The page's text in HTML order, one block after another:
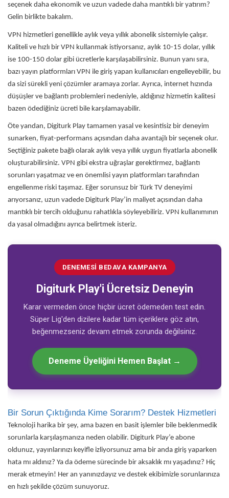
seçenek daha ekonomik ve uzun vadede daha mantıklı bir yatırım?
Gelin birlikte bakalım.
VPN hizmetleri genellikle aylık veya yıllık abonelik sistemiyle çalışır.
Kaliteli ve hızlı bir VPN kullanmak istiyorsanız, aylık 10-15 dolar, yıllık
ise 100-150 dolar gibi ücretlerle karşılaşabilirsiniz. Bunun yanı sıra,
bazı yayın platformları VPN ile giriş yapan kullanıcıları engelleyebilir, bu
da sizi sürekli yeni çözümler aramaya zorlar. Ayrıca, internet hızında
düşüşler ve bağlantı problemleri nedeniyle, aldığınız hizmetin kalitesi
bazen ödediğiniz ücreti bile karşılamayabilir.
Öte yandan, Digiturk Play tamamen yasal ve kesintisiz bir deneyim
sunarken, fiyat-performans açısından daha avantajlı bir seçenek olur.
Seçtiğiniz pakete bağlı olarak aylık veya yıllık uygun fiyatlarla abonelik
oluşturabilirsiniz. VPN gibi ekstra uğraşlar gerektirmez, bağlantı
sorunları yaşatmaz ve en önemlisi yayın platformları tarafından
engellenme riski taşımaz. Eğer sorunsuz bir Türk TV deneyimi
arıyorsanız, uzun vadede Digiturk Play’in maliyet açısından daha
mantıklı bir tercih olduğunu rahatlıkla söyleyebiliriz. VPN kullanımının
da yasal olmadığını ayrıca belirtmek isteriz.
DENEMESI BEDAVA KAMPANYA
Digiturk Play'i Ücretsiz Deneyin
Karar vermeden önce hiçbir ücret ödemeden test edin.
Süper Lig'den dizilere kadar tüm içeriklere göz atın,
beğenmezseniz devam etmek zorunda değilsiniz.
Deneme Üyeliğini Hemen Başlat →
Bir Sorun Çıktığında Kime Sorarım? Destek Hizmetleri
Teknoloji harika bir şey, ama bazen en basit işlemler bile beklenmedik
sorunlarla karşılaşmanıza neden olabilir. Digiturk Play’e abone
oldunuz, yayınlarınızı keyifle izliyorsunuz ama bir anda giriş yaparken
hata mı aldınız? Ya da ödeme sürecinde bir aksaklık mı yaşadınız? Hiç
merak etmeyin! Her an yanınızdayız ve destek ekibimizle sorunlarınıza
en hızlı şekilde çözüm sunuyoruz.